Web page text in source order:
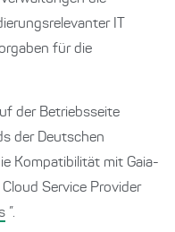
IT
für die
der Betriebsseite
der Deutschen
Kompatibilität mit Gaia-
Service Provider
”.